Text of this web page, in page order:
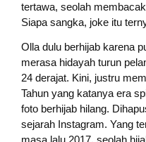
tertawa, seolah
Siapa sangka, joke itu
Olla dulu berhijab karena
merasa hidayah turun
24 derajat. Kini, justru
Tahun yang katanya era
foto berhijab hilang.
sejarah Instagram. Yang